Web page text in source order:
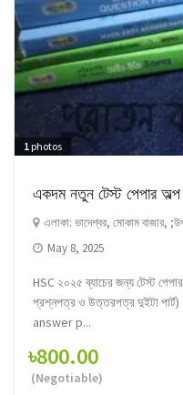
1 photos
একদম নতুন টেস্ট পেপার
এলাকা: ভাদেশ্বর, মোকাম বাজার,
May 8, 2025
HSC ২০২৫ ব্যাচের জন্য টেস্ট
প্রশ্নপত্র ও উত্তরপত্র দুইটা
answer p...
৳800.00
(Negotiable)